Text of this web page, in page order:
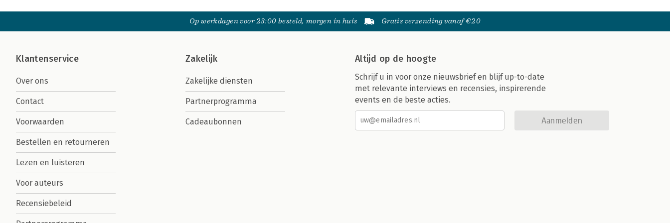
Op werkdagen voor 23:00 besteld, morgen in huis Gratis verzending vanaf €20
Klantenservice
Over ons
Contact
Voorwaarden
Bestellen en retourneren
Lezen en luisteren
Voor auteurs
Recensiebeleid
Zakelijk
Zakelijke diensten
Partnerprogramma
Cadeaubonnen
Altijd op de hoogte
Schrijf u in voor onze nieuwsbrief en blijf up-to-date
met relevante interviews en recensies, inspirerende
events en de beste acties.
Aanmelden